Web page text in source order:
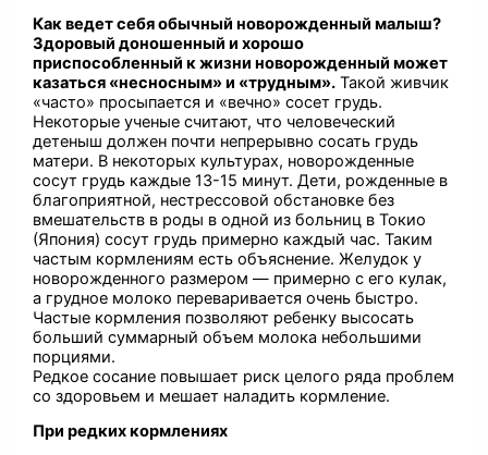
Как ведет себя обычный новорожденный малыш?
Здоровый доношенный и хорошо
приспособленный к жизни новорожденный может
казаться «несносным» и «трудным». Такой живчик
«часто» просыпается и «вечно» сосет грудь.
Некоторые ученые считают, что человеческий
детеныш должен почти непрерывно сосать грудь
матери. В некоторых культурах, новорожденные
сосут грудь каждые 13-15 минут. Дети, рожденные в
благоприятной, нестрессовой обстановке без
вмешательств в роды в одной из больниц в Токио
(Япония) сосут грудь примерно каждый час. Таким
частым кормлениям есть объяснение. Желудок у
новорожденного размером — примерно с его кулак,
а грудное молоко переваривается очень быстро.
Частые кормления позволяют ребенку высосать
больший суммарный объем молока небольшими
порциями.
Редкое сосание повышает риск целого ряда проблем
со здоровьем и мешает наладить кормление.
При редких кормлениях